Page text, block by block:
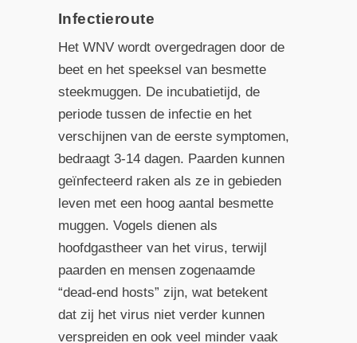
Infectieroute
Het WNV wordt overgedragen door de
beet en het speeksel van besmette
steekmuggen. De incubatietijd, de
periode tussen de infectie en het
verschijnen van de eerste symptomen,
bedraagt 3-14 dagen. Paarden kunnen
geïnfecteerd raken als ze in gebieden
leven met een hoog aantal besmette
muggen. Vogels dienen als
hoofdgastheer van het virus, terwijl
paarden en mensen zogenaamde
“dead-end hosts” zijn, wat betekent
dat zij het virus niet verder kunnen
verspreiden en ook veel minder vaak